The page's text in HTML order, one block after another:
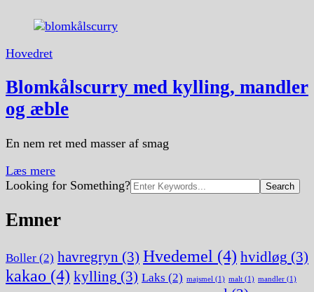
Hovedret
Blomkålscurry med kylling, mandler
og æble
En nem ret med masser af smag
Læs mere
Search
Looking for Something?
Emner
Boller (2) havregryn (3) Hvedemel (4) hvidløg (3)
kakao (4) kylling (3) Laks (2) majsmel (1) malt (1) mandler (1)